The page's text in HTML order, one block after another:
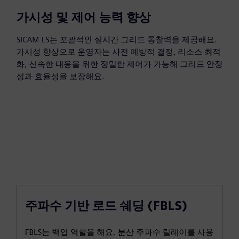
가시성 및 제어 능력 향상
SICAM LS는 포괄적인 실시간 그리드 통찰력을 제공해요.
가시성 향상으로 운영자는 사전 예방적 결정, 리소스 최적
화, 신속한 대응을 위한 정밀한 제어가 가능해 그리드 안정
성과 효율성을 보장해요.
주파수 기반 로드 쉐딩 (FBLS)
FBLS는 백업 역할을 해요. 분산 주파수 릴레이를 사용